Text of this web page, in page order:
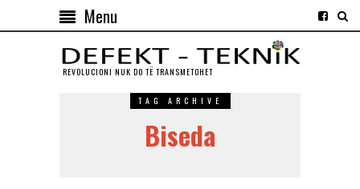
Menu
REVOLUCIONI NUK DO TЁ TRANSMETOHET
TAG ARCHIVE
Biseda